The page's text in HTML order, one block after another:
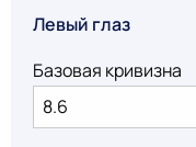
Левый глаз
Базовая кривизна